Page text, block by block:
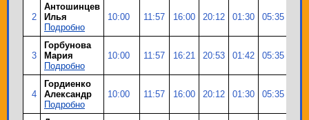
2
Антошинцев
Илья
Подробно
10:00 11:57 16:00 20:12 01:30 05:35
3
Горбунова
Мария
Подробно
10:00 11:57 16:21 20:53 01:42 05:35
4
Гордиенко
Александр
Подробно
10:00 11:57 16:00 20:12 01:30 05:35